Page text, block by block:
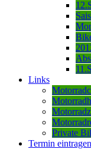
Links
Private
Termin eintragen